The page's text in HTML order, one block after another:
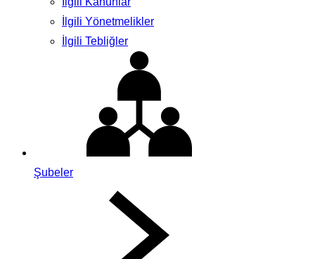
İlgili Yönetmelikler
İlgili Tebliğler
Şubeler